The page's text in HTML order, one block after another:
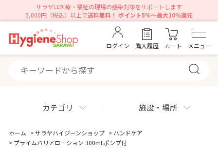
サラヤは医療・福祉の現場の感染対策をサポートします
5,000円（税込）以上で送料無料！ ポイント5％～最大10％還元
ログイン 購入履歴 カート メニュー
カテゴリ 施設・場所
ホーム >サラヤハイジーンショップ > ハンドケア
> プライムバリアローション 300mLポンプ付